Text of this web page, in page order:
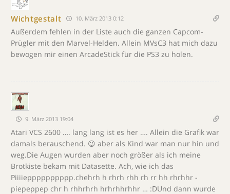
Wichtgestalt 10. März 2013 0:12
Außerdem fehlen in der Liste auch die ganzen Capcom-
Prügler mit den Marvel-Helden. Allein MVsC3 hat mich dazu
bewogen mir einen ArcadeStick für die PS3 zu holen.
9. März 2013 19:04
Atari VCS 2600 …. lang lang ist es her …. Allein die Grafik war
damals berauschend. 😉 aber als Kind war man nur hin und
weg.Die Augen wurden aber noch größer als ich meine
Brotkiste bekam mit Datasette. Ach, wie ich das
Piiiiepppppppppp.chehrh h rhrh rhh rh rr hh rhrhhr -
piepeppep chr h rhhrhrh hrhrhhrhhr … :DUnd dann wurde